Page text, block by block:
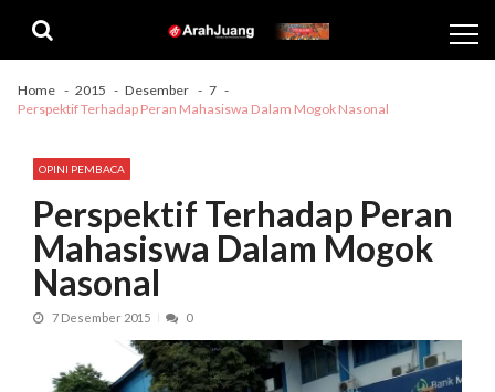
navigation
content
Home 2015 Desember
7
Perspektif Terhadap Peran Mahasiswa Dalam Mogok Nasonal
OPINI PEMBACA
Perspektif Terhadap Peran
Mahasiswa Dalam Mogok
Nasonal
7 Desember 2015 0